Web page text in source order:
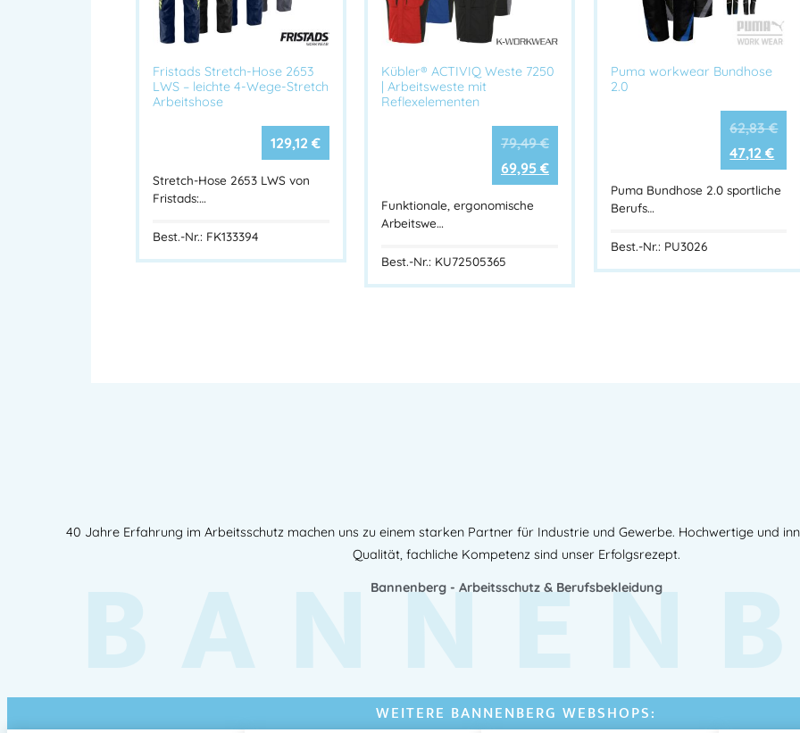
Fristads Stretch-Hose 2653
LWS – leichte 4-Wege-Stretch
Arbeitshose
129,12 €
Stretch-Hose 2653 LWS von
Fristads:…
Best.-Nr.: FK133394
Kübler® ACTIVIQ Weste 7250
| Arbeitsweste mit
Reflexelementen
79,49€
69,95 €
Funktionale, ergonomische
Arbeitswe…
Best.-Nr.: KU72505365
Puma workwear Bundhose
2.0
62,83€
47,12€
Puma Bundhose 2.0 sportliche
Berufs…
Best.-Nr.: PU3026
40 Jahre Erfahrung im Arbeitsschutz machen uns zu einem starken Partner für Industrie und Gewerbe. Hochwertige und
Qualität, fachliche Kompetenz sind unser Erfolgsrezept.
Bannenberg - Arbeitsschutz & Berufsbekleidung
WEITERE BANNENBERG WEBSHOPS: